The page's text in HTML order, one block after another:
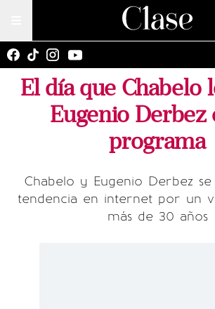
El día que Chabelo
Eugenio Derbez
programa
Chabelo y Eugenio Derbez
tendencia en internet por un
más de 30 años